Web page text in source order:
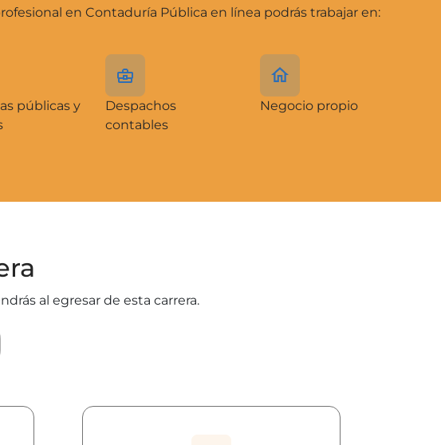
en Contaduría Pública en línea podrás trabajar en:
públicas y
Despachos
contables
Negocio propio
al egresar de esta carrera.